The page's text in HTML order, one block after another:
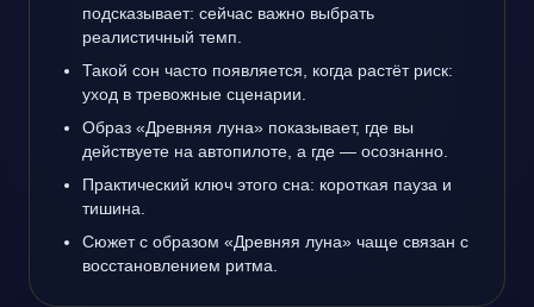
подсказывает: сейчас важно выбрать
реалистичный темп.
Такой сон часто появляется, когда растёт риск:
уход в тревожные сценарии.
Образ «Древняя луна» показывает, где вы
действуете на автопилоте, а где — осознанно.
Практический ключ этого сна: короткая пауза и
тишина.
Сюжет с образом «Древняя луна» чаще связан с
восстановлением ритма.